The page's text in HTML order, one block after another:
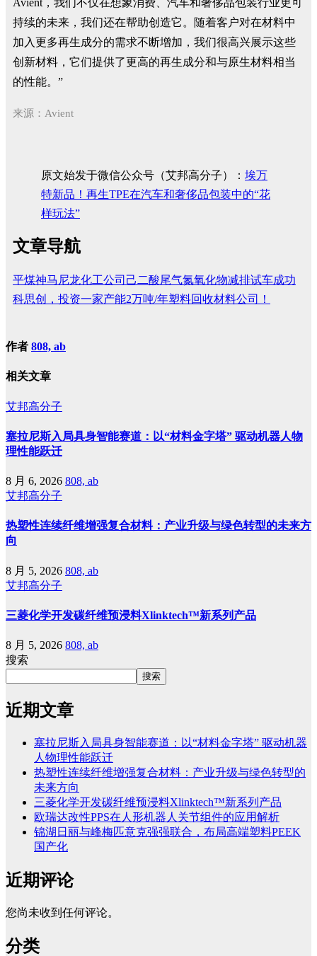
Avient，我们不仅在想象消费、汽车和奢侈品包装行业更可
持续的未来，我们还在帮助创造它。随着客户对在材料中
加入更多再生成分的需求不断增加，我们很高兴展示这些
创新材料，它们提供了更高的再生成分和与原生材料相当
的性能。”
来源：Avient
原文始发于微信公众号（艾邦高分子）： 埃万
特新品！再生TPE在汽车和奢侈品包装中的“花
样玩法”
文章导航
平煤神马尼龙化工公司己二酸尾气氮氧化物减排试车成功
科思创，投资一家产能2万吨/年塑料回收材料公司！
作者 808, ab
相关文章
艾邦高分子
塞拉尼斯入局具身智能赛道：以“材料金字塔” 驱动机器人物
理性能跃迁
8 月 6, 2026 808, ab
艾邦高分子
热塑性连续纤维增强复合材料：产业升级与绿色转型的未来方
向
8 月 5, 2026 808, ab
艾邦高分子
三菱化学开发碳纤维预浸料Xlinktech™新系列产品
8 月 5, 2026 808, ab
搜索
搜索
近期文章
塞拉尼斯入局具身智能赛道：以“材料金字塔” 驱动机器
人物理性能跃迁
热塑性连续纤维增强复合材料：产业升级与绿色转型的
未来方向
三菱化学开发碳纤维预浸料Xlinktech™新系列产品
欧瑞达改性PPS在人形机器人关节组件的应用解析
锦湖日丽与峰梅匹意克强强联合，布局高端塑料PEEK
国产化
近期评论
您尚未收到任何评论。
分类